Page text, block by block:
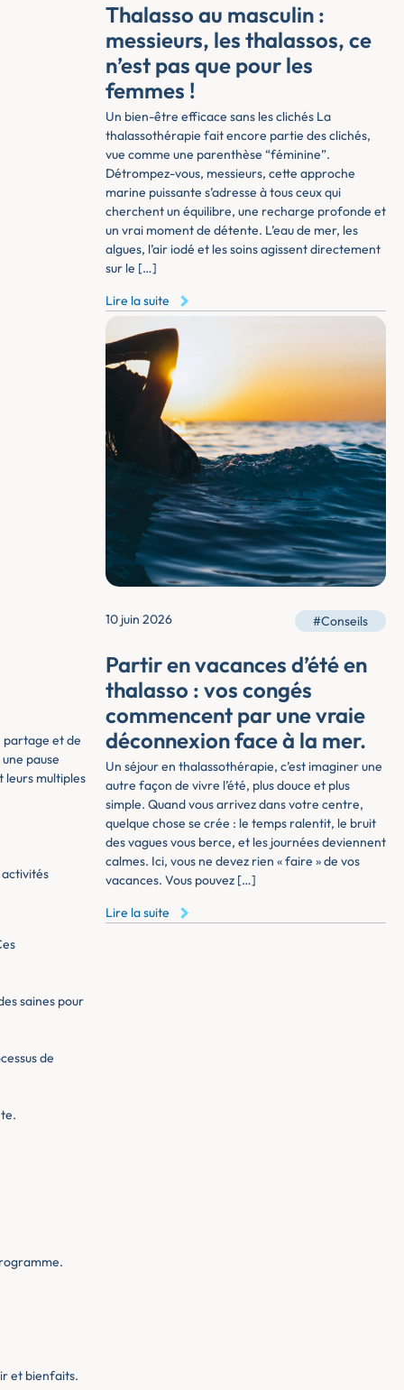
partage et de
pause
leurs multiples
activités
saines pour
de
et bienfaits.
Thalasso au masculin :
messieurs, les thalassos, ce
n’est pas que pour les
femmes !
Un bien-être efficace sans les clichés La
thalassothérapie fait encore partie des clichés,
vue comme une parenthèse “féminine”.
Détrompez-vous, messieurs, cette approche
marine puissante s’adresse à tous ceux qui
cherchent un équilibre, une recharge profonde et
un vrai moment de détente. L’eau de mer, les
algues, l’air iodé et les soins agissent directement
sur le […]
Lire la suite
10 juin 2026 #Conseils
Partir en vacances d’été en
thalasso : vos congés
commencent par une vraie
déconnexion face à la mer.
Un séjour en thalassothérapie, c’est imaginer une
autre façon de vivre l’été, plus douce et plus
simple. Quand vous arrivez dans votre centre,
quelque chose se crée : le temps ralentit, le bruit
des vagues vous berce, et les journées deviennent
calmes. Ici, vous ne devez rien « faire » de vos
vacances. Vous pouvez […]
Lire la suite